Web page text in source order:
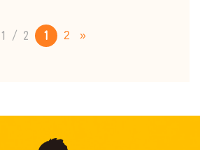
1 / 2 1 2 »